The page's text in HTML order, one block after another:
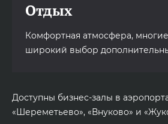
Отдых
Комфортная атмосфера,
широкий выбор
Доступны бизнес-залы в
«Шереметьево», «Внуково» и